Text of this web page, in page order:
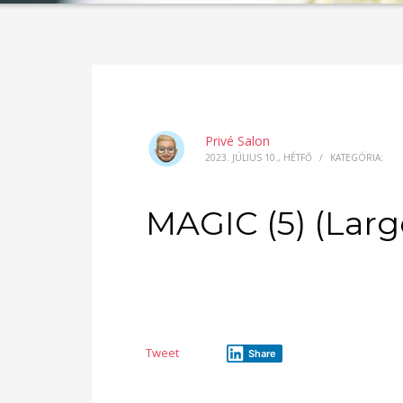
Privé Salon
2023. JÚLIUS 10., HÉTFŐ / KATEGÓRIA:
MAGIC (5)
Tweet Share